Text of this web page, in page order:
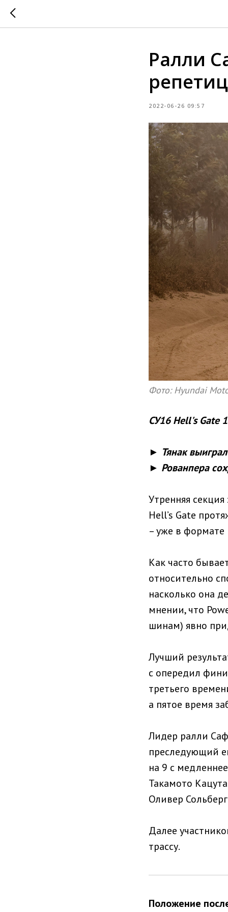
Ралли
2022-06-26 09:57
Фото: Hyundai
СУ16 Hell's Gate
► Тянак
► Рованпера
Утренняя
Hell’s Gate
– уже в формате
Как часто
относительно
насколько она
мнении, что
шинам) явно
Лучший
с опередил
третьего
а пятое время
Лидер ралли
преследующий
на 9 с
Такамото
Оливер
Далее
трассу.
Положение